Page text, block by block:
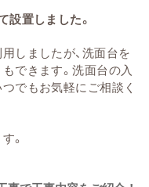
設置しました。
しましたが、洗面台を
できます。洗面台の入
でもお気軽にご相談く
。